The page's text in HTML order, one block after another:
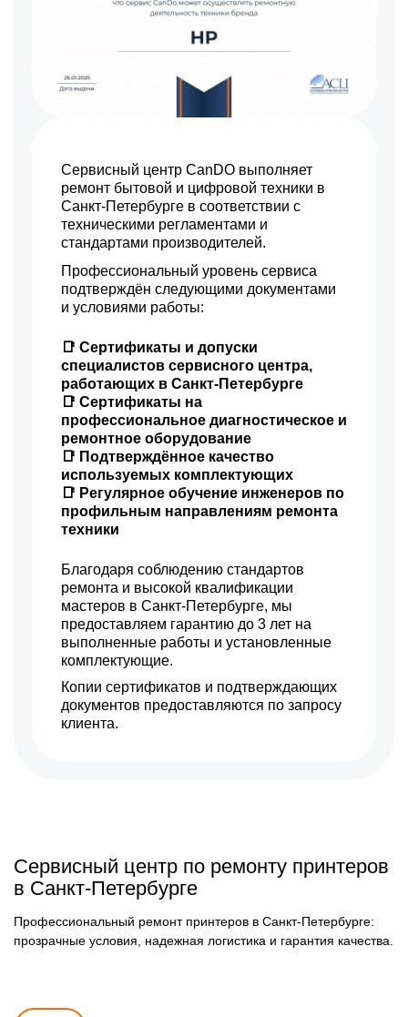
Сервисный центр CanDO выполняет
ремонт бытовой и цифровой техники в
Санкт-Петербурге в соответствии с
техническими регламентами и
стандартами производителей.
Профессиональный уровень сервиса
подтверждён следующими документами
и условиями работы:
📑 Сертификаты и допуски
специалистов сервисного центра,
работающих в Санкт-Петербурге
📑 Сертификаты на
профессиональное диагностическое и
ремонтное оборудование
📑 Подтверждённое качество
используемых комплектующих
📑 Регулярное обучение инженеров по
профильным направлениям ремонта
техники
Благодаря соблюдению стандартов
ремонта и высокой квалификации
мастеров в Санкт-Петербурге, мы
предоставляем гарантию до 3 лет на
выполненные работы и установленные
комплектующие.
Копии сертификатов и подтверждающих
документов предоставляются по запросу
клиента.
Сервисный центр по ремонту принтеров
в Санкт-Петербурге
Профессиональный ремонт принтеров в Санкт-Петербурге:
прозрачные условия, надежная логистика и гарантия качества.